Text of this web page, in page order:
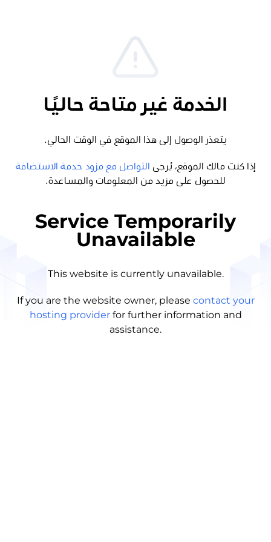
الخدمة غير متاحة حاليًا
يتعذر الوصول إلى هذا الموقع في الوقت الحالي.
إذا كنت مالك الموقع، يُرجى
التواصل مع مزود خدمة الاستضافة
للحصول على مزيد من المعلومات والمساعدة.
Service Temporarily
Unavailable
This website is currently unavailable.
If you are the website owner, please contact your
hosting provider for further information and
assistance.